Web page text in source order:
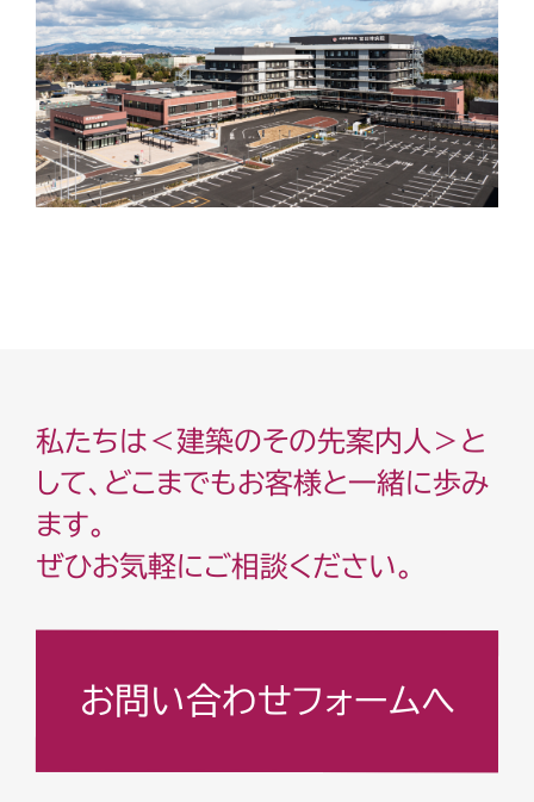
私たちは＜建築のその先案内人＞と
して、どこまでもお客様と一緒に歩み
ます。
ぜひお気軽にご相談ください。
お問い合わせフォームへ